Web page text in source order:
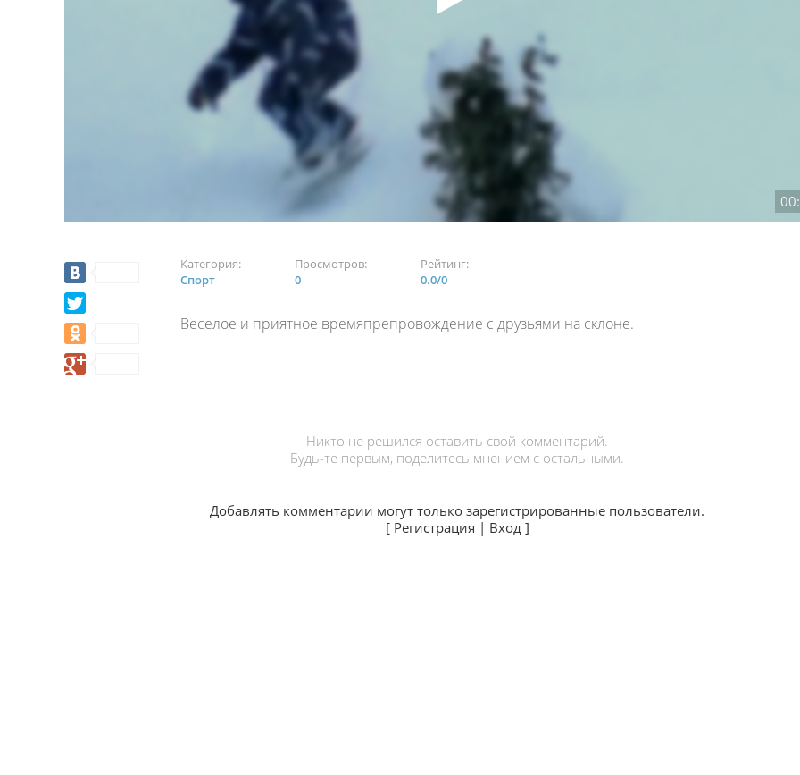
Категория:
Спорт
Просмотров:
0
Рейтинг:
0.0/0
Веселое и приятное времяпрепровождение с друзьями на склоне.
Никто не решился оставить свой комментарий.
Будь-те первым, поделитесь мнением с остальными.
Добавлять комментарии могут только зарегистрированные пользователи.
[ Регистрация | Вход]